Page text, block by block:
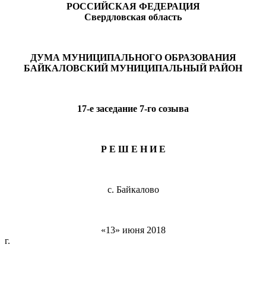
РОССИЙСКАЯ ФЕДЕРАЦИЯ
Свердловская область
ДУМА МУНИЦИПАЛЬНОГО ОБРАЗОВАНИЯ
БАЙКАЛОВСКИЙ МУНИЦИПАЛЬНЫЙ РАЙОН
17-е заседание 7-го созыва
Р Е Ш Е Н И Е
с. Байкалово
«13» июня 2018
г. №